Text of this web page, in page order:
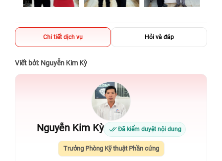
Chi tiết dịch vụ Hỏi và đáp
Viết bởi: Nguyễn Kim Kỳ
Nguyễn Kim Kỳ Đã kiểm duyệt nội dung
Trưởng Phòng Kỹ thuật Phần cứng